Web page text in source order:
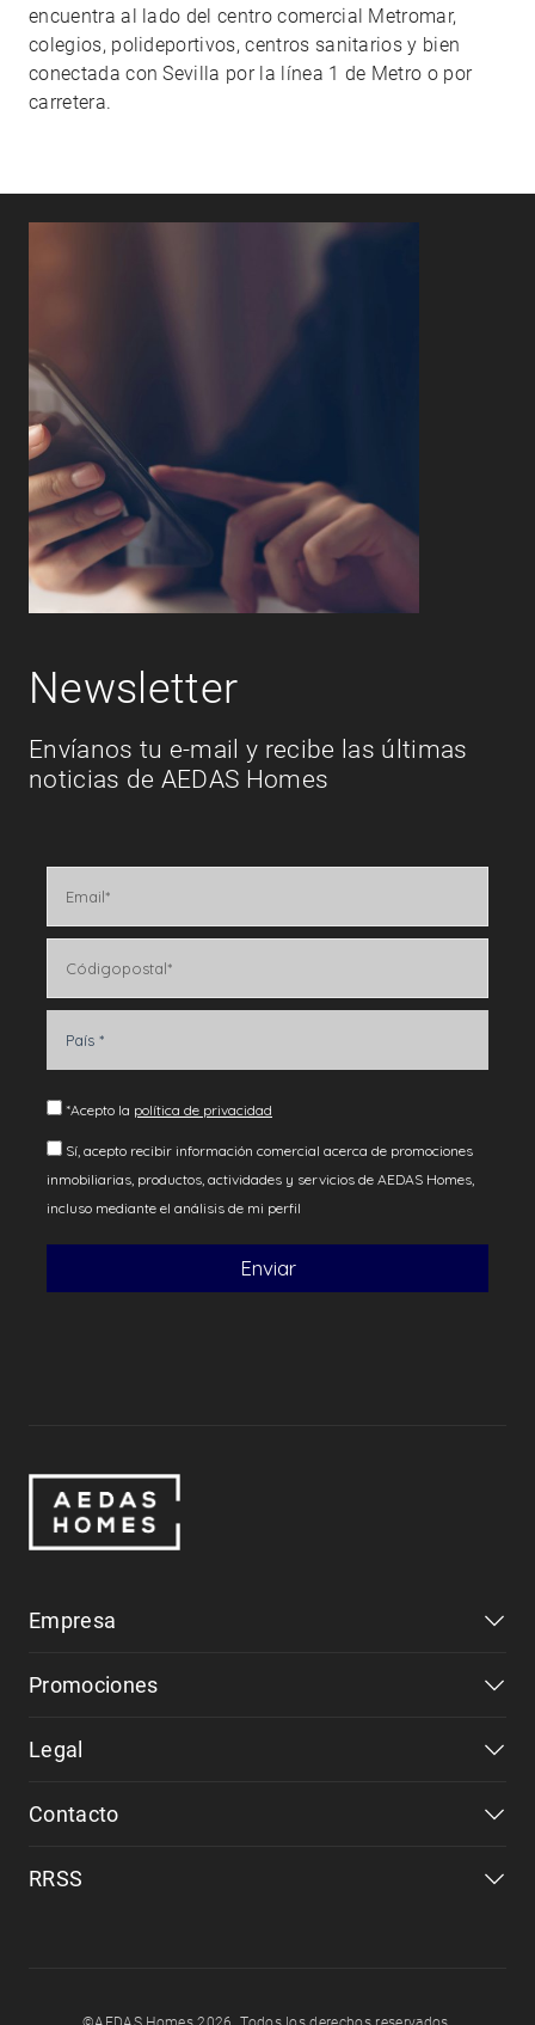
encuentra al lado del centro comercial Metromar,
colegios, polideportivos, centros sanitarios y bien
conectada con Sevilla por la línea 1 de Metro o por
carretera.
Newsletter
Envíanos tu e-mail y recibe las últimas
noticias de AEDAS Homes
Empresa
Promociones
Legal
Contacto
RRSS